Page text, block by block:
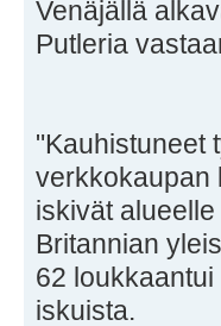
Venäjällä
Putleria
"Kauhistuneet
verkkokaupan
iskivät
Britannian
62
iskuista.